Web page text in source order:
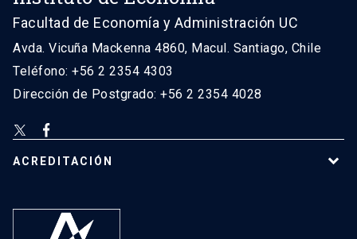
Facultad de Economía y Administración UC
Avda. Vicuña Mackenna 4860, Macul. Santiago, Chile
Teléfono: +56 2 2354 4303
Dirección de Postgrado: +56 2 2354 4028
ACREDITACIÓN